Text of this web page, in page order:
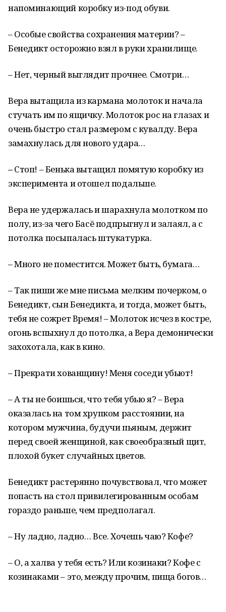
напоминающий коробку из-под обуви.
– Особые свойства сохранения материи? –
Бенедикт осторожно взял в руки хранилище.
– Нет, черный выглядит прочнее. Смотри…
Вера вытащила из кармана молоток и начала
стучать им по ящичку. Молоток рос на глазах и
очень быстро стал размером с кувалду. Вера
замахнулась для нового удара…
–Стоп! – Бенька вытащил помятую коробку из
эксперимента и отошел подальше.
Вера не удержалась и шарахнула молотком по
полу, из-за чего Басё подпрыгнул и залаял, а с
потолка посыпалась штукатурка.
– Много не поместится. Может быть, бумага…
– Так пиши же мне письма мелким почерком, о
Бенедикт, сын Бенедикта, и тогда, может быть,
тебя не сожрет Время! – Молоток исчез в костре,
огонь вспыхнул до потолка, а Вера демонически
захохотала, как в кино.
– Прекрати хованщину! Меня соседи убьют!
– А ты не боишься, что тебя убью я? – Вера
оказалась на том хрупком расстоянии, на
котором мужчина, будучи пьяным, держит
перед своей женщиной, как своеобразный щит,
плохой букет случайных цветов.
Бенедикт растерянно почувствовал, что может
попасть на стол привилегированным особам
гораздо раньше, чем предполагал.
– Ну ладно, ладно… Все. Хочешь чаю? Кофе?
– О, а халва у тебя есть? Или козинаки? Кофе с
козинаками – это, между прочим, пища богов…